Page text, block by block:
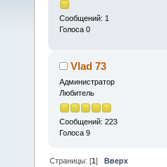
Сообщений: 1
Голоса 0
Vlad 73
Администратор
Любитель
Сообщений: 223
Голоса 9
Страницы: [1]Вверх